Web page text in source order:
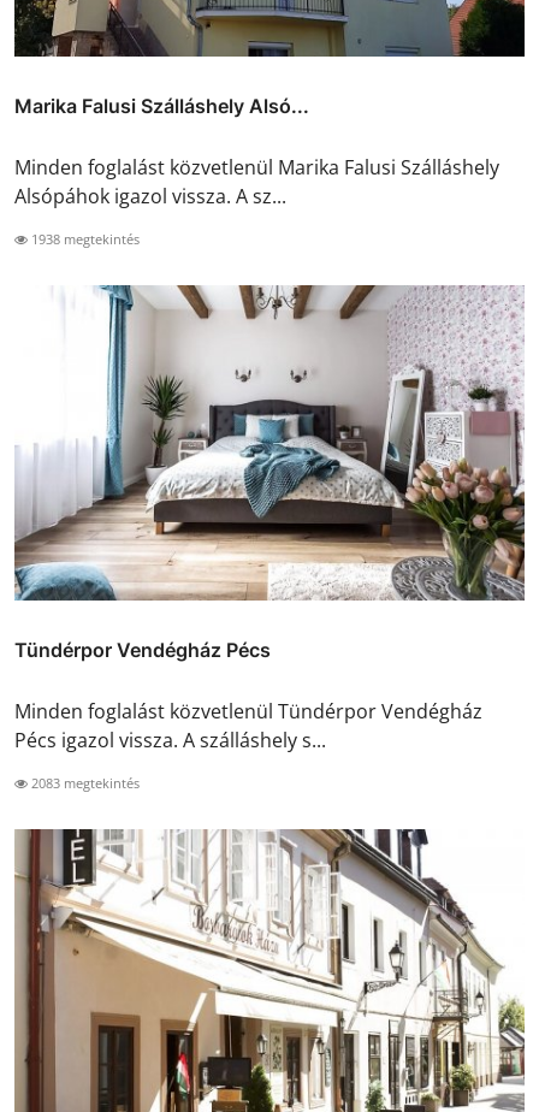
Marika Falusi Szálláshely Alsó...
Minden foglalást közvetlenül Marika Falusi Szálláshely
Alsópáhok igazol vissza. A sz...
1938 megtekintés
Tündérpor Vendégház Pécs
Minden foglalást közvetlenül Tündérpor Vendégház
Pécs igazol vissza. A szálláshely s...
2083 megtekintés